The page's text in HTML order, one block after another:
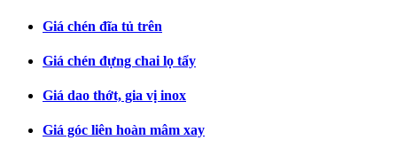
Giá chén đĩa tủ trên
Giá chén đựng chai lọ tẩy
Giá dao thớt, gia vị inox
Giá góc liên hoàn mâm xay